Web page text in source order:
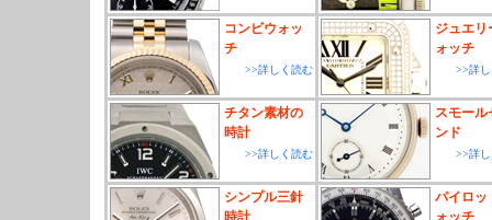
コンビウォッ
チ
>>詳しく読む
ジュエリ
ォッチ
>>詳
チタン素材の
時計
>>詳しく読む
スモール
ンド
>>詳
シンプル三針
時計
パイロッ
ォッチ